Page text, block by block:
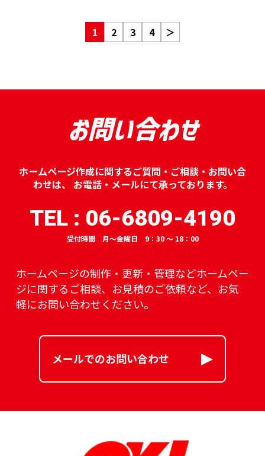
1 2 3 4 ＞
お問い合わせ
ホームページ作成に関するご質問・ご相談・お問い合
わせは、
お電話・メールにて承っております。
TEL : 06-6809-4190
受付時間 月～金曜日 9：30 ～ 18：00
ホームページの制作・更新・管理などホームペー
ジに関するご相談、 お見積のご依頼など、お気
軽にお問い合わせください。
メールでのお問い合わせ